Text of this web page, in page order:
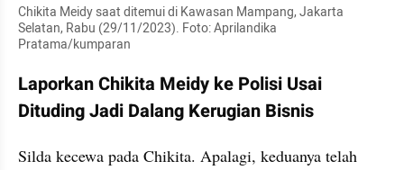
Chikita Meidy saat ditemui di Kawasan Mampang, Jakarta
Selatan, Rabu (29/11/2023). Foto: Aprilandika
Pratama/kumparan
Laporkan Chikita Meidy ke Polisi Usai
Dituding Jadi Dalang Kerugian Bisnis
Silda kecewa pada Chikita. Apalagi, keduanya telah